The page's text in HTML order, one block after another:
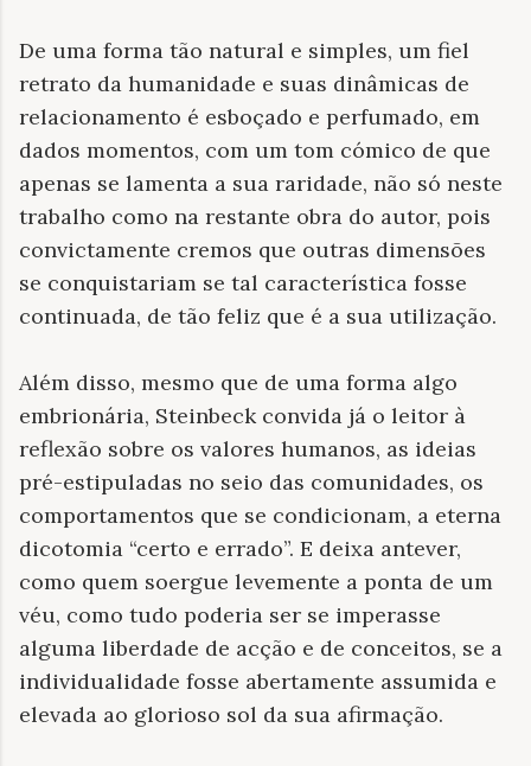
De uma forma tão natural e simples, um fiel
retrato da humanidade e suas dinâmicas de
relacionamento é esboçado e perfumado, em
dados momentos, com um tom cómico de que
apenas se lamenta a sua raridade, não só neste
trabalho como na restante obra do autor, pois
convictamente cremos que outras dimensões
se conquistariam se tal característica fosse
continuada, de tão feliz que é a sua utilização.
Além disso, mesmo que de uma forma algo
embrionária, Steinbeck convida já o leitor à
reflexão sobre os valores humanos, as ideias
pré-estipuladas no seio das comunidades, os
comportamentos que se condicionam, a eterna
dicotomia “certo e errado”. E deixa antever,
como quem soergue levemente a ponta de um
véu, como tudo poderia ser se imperasse
alguma liberdade de acção e de conceitos, se a
individualidade fosse abertamente assumida e
elevada ao glorioso sol da sua afirmação.